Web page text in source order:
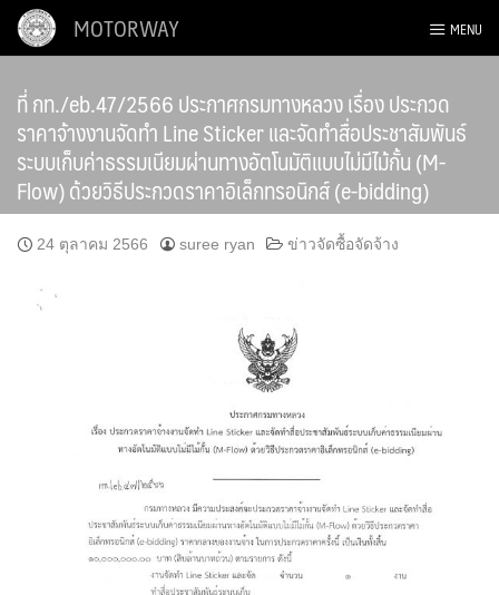
Skip
MOTORWAY MENU
ที่ กท./eb.47/2566 ประกาศกรมทางหลวง เรื่อง ประกวด
ราคาจ้างงานจัดทำ Line Sticker และจัดทำสื่อประชาสัมพันธ์
ระบบเก็บค่าธรรมเนียมผ่านทางอัตโนมัติแบบไม่มีไม้กั้น (M-
Flow) ด้วยวิธีประกวดราคาอิเล็กทรอนิกส์ (e-bidding)
24 ตุลาคม 2566 suree ryan ข่าวจัดซื้อจัดจ้าง